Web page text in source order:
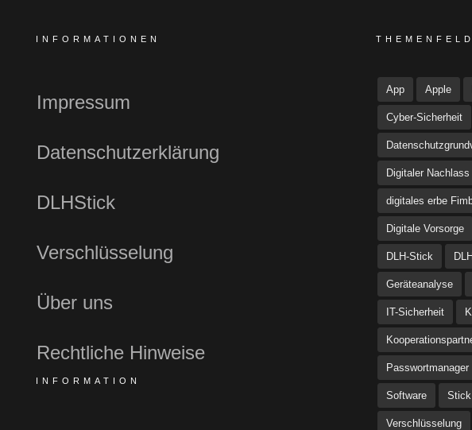
INFORMATIONEN
Impressum
Datenschutzerklärung
DLHStick
Verschlüsselung
Über uns
Rechtliche Hinweise
INFORMATION
App Apple
Cyber-Sicherheit
Digitaler Nachlass
digitales erbe
Digitale Vorsorge
DLH-Stick
Geräteanalyse
IT-Sicherheit
Passwortmanager
Software Stick
Verschlüsselung